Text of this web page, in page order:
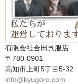
有限会社合田呉服店
〒780-0901
高知市上町5丁目5-32
info@kyugoro.com